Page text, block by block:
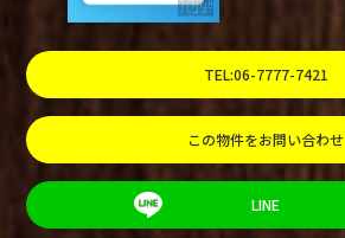
TEL:06-7777-7421
この物件をお問い合わせ
LINE